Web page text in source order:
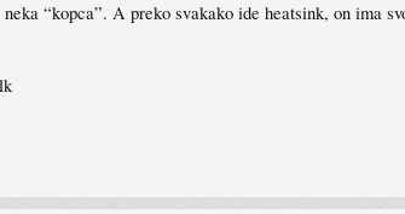
“kopca”. A preko svakako ide heatsink, on ima